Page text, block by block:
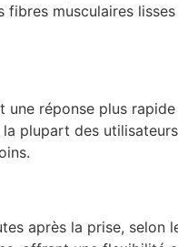
musculaires
une réponse plus
plupart des
après la prise, selon